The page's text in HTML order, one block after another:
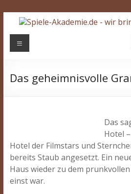
Zum
Inhalt
springen
Spiele-
Wir
Menü
Das geheimnisvolle
Das
Hotel
Hotel der Filmstars und
bereits Staub angesetzt. Ein
Haus wieder zu dem
einst war.